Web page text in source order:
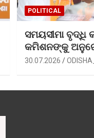
POLITICAL
ସମୟସୀମା ବୃଦ୍ଧି
କମିଶନଙ୍କୁ
30.07.2026